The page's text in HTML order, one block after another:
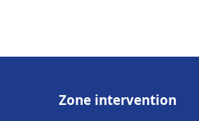
Zone intervention